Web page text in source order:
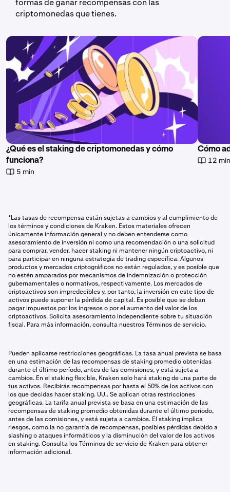
formas de ganar recompensas con las
criptomonedas que tienes.
¿Qué es el staking de criptomonedas y cómo
funciona?
5 min
Cómo
12
*Las tasas de recompensa están sujetas a cambios y al cumplimiento de
los términos y condiciones de Kraken. Estos materiales ofrecen
únicamente información general y no deben entenderse como
asesoramiento de inversión ni como una recomendación o una solicitud
para comprar, vender, hacer staking ni mantener ningún criptoactivo, ni
para participar en ninguna estrategia de trading específica. Algunos
productos y mercados criptográficos no están regulados, y es posible que
no estén amparados por mecanismos de indemnización o protección
gubernamentales o normativos, respectivamente. Los mercados de
criptoactivos son impredecibles y, por tanto, la inversión en este tipo de
activos puede suponer la pérdida de capital. Es posible que se deban
pagar impuestos por los ingresos o por el aumento del valor de los
criptoactivos. Solicita asesoramiento independiente sobre tu situación
fiscal. Para más información, consulta nuestros Términos de servicio.
Pueden aplicarse restricciones geográficas. La tasa anual prevista se basa
en una estimación de las recompensas de staking promedio obtenidas
durante el último período, antes de las comisiones, y está sujeta a
cambios. En el staking flexible, Kraken solo hará staking de una parte de
tus activos. Recibirás recompensas por hasta el 50% de los activos con
los que decidas hacer staking. UU.. Se aplican otras restricciones
geográficas. La tarifa anual prevista se basa en una estimación de las
recompensas de staking promedio obtenidas durante el último período,
antes de las comisiones, y está sujeta a cambios. El staking implica
riesgos, como la no garantía de recompensas, posibles pérdidas debido a
slashing o ataques informáticos y la disminución del valor de los activos
en staking. Consulta los Términos de servicio de Kraken para obtener
información adicional.